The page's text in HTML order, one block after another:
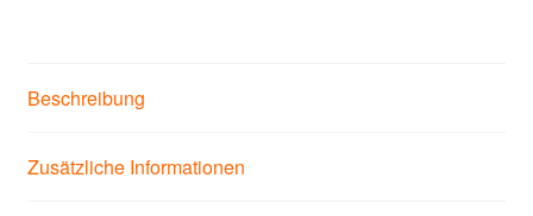
Beschreibung
Zusätzliche Informationen